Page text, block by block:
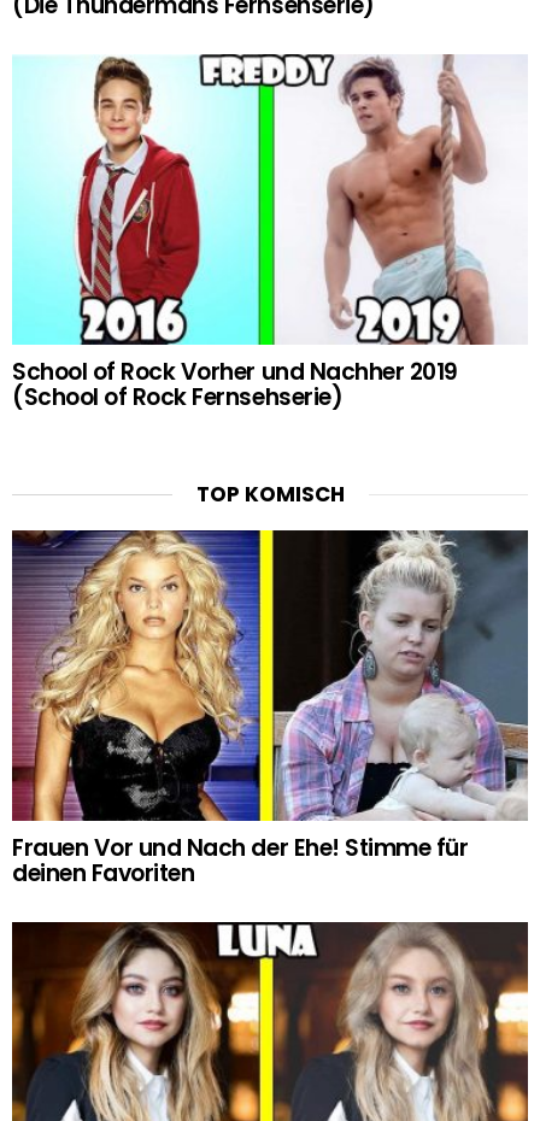
School of Rock Vorher und Nachher 2019
(School of Rock Fernsehserie)
TOP KOMISCH
Frauen Vor und Nach der Ehe! Stimme für
deinen Favoriten